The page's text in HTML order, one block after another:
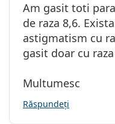
Am gasit toti
de raza 8,6.
astigmatism cu
gasit doar cu
Multumesc
Răspundeți